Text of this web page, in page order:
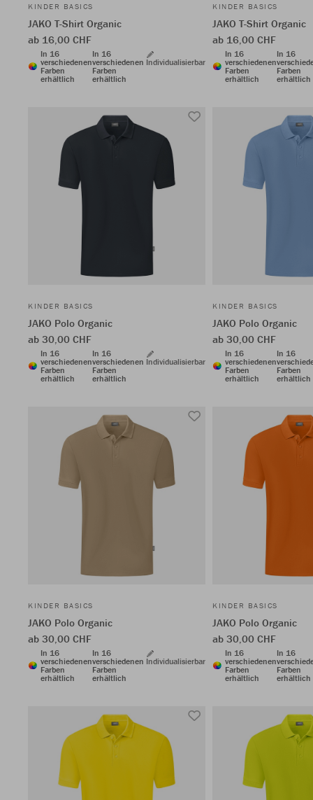
KINDER BASICS
JAKO T-Shirt Organic
ab 16,00 CHF
In 16
verschiedenen
Farben
erhältlich
In 16
verschiedenen
Farben
erhältlich
Individualisierbar
KINDER BASICS
JAKO T-Shirt Organic
ab 16,00 CHF
In 16
verschiedenen
Farben
erhältlich
In 16
Farben
erhältlich
KINDER BASICS
JAKO Polo Organic
ab 30,00 CHF
In 16
verschiedenen
Farben
erhältlich
In 16
verschiedenen
Farben
erhältlich
Individualisierbar
KINDER BASICS
JAKO Polo Organic
ab 30,00 CHF
In 16
verschiedenen
Farben
erhältlich
In 16
Farben
erhältlich
KINDER BASICS
JAKO Polo Organic
ab 30,00 CHF
In 16
verschiedenen
Farben
erhältlich
In 16
verschiedenen
Farben
erhältlich
Individualisierbar
KINDER BASICS
JAKO Polo Organic
ab 30,00 CHF
In 16
verschiedenen
Farben
erhältlich
In 16
Farben
erhältlich